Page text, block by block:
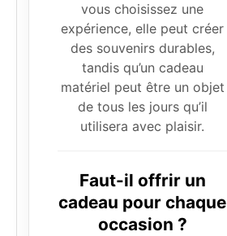
vous choisissez une
expérience, elle peut créer
des souvenirs durables,
tandis qu’un cadeau
matériel peut être un objet
de tous les jours qu’il
utilisera avec plaisir.
Faut-il offrir un
cadeau pour chaque
occasion ?